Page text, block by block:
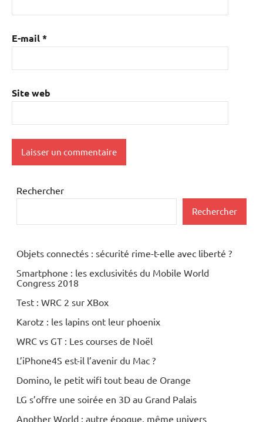
E-mail*
Site web
Rechercher
Rechercher
Objets connectés : sécurité rime-t-elle avec liberté ?
Smartphone : les exclusivités du Mobile World
Congress 2018
Test : WRC 2 sur XBox
Karotz : les lapins ont leur phoenix
WRC vs GT : Les courses de Noël
L’iPhone4S est-il l’avenir du Mac ?
Domino, le petit wifi tout beau de Orange
LG s’offre une soirée en 3D au Grand Palais
Another World : autre époque, même univers